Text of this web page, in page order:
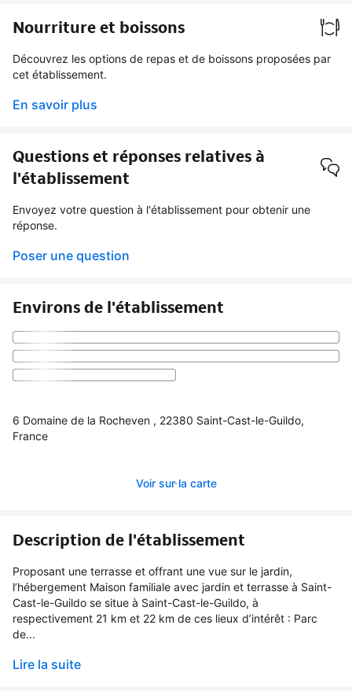
Nourriture et boissons
Découvrez les options de repas et de boissons proposées par
cet établissement.
En savoir plus
Questions et réponses relatives à
l'établissement
Envoyez votre question à l'établissement pour obtenir une
réponse.
Poser une question
Environs de l'établissement
6 Domaine de la Rocheven , 22380 Saint-Cast-le-Guildo,
France
Voir sur la carte
Description de l'établissement
Proposant une terrasse et offrant une vue sur le jardin,
l’hébergement Maison familiale avec jardin et terrasse à Saint-
Cast-le-Guildo se situe à Saint-Cast-le-Guildo, à
respectivement 21 km et 22 km de ces lieux d’intérêt : Parc
de...
Lire la suite